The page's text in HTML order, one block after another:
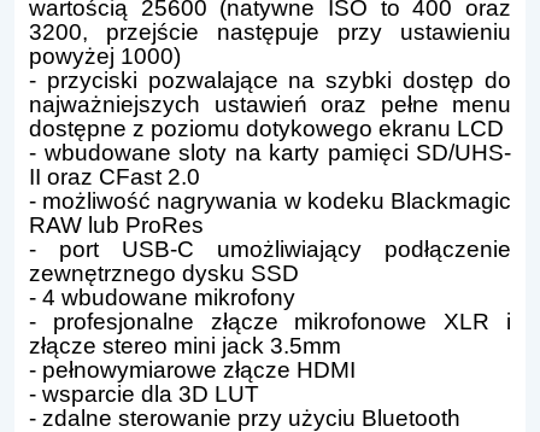
wartością 25600 (natywne ISO to 400 oraz
3200, przejście następuje przy ustawieniu
powyżej 1000)
- przyciski pozwalające na szybki dostęp do
najważniejszych ustawień oraz pełne menu
dostępne z poziomu dotykowego ekranu LCD
- wbudowane sloty na karty pamięci SD/UHS-
II oraz CFast 2.0
- możliwość nagrywania w kodeku Blackmagic
RAW lub ProRes
- port USB-C umożliwiający podłączenie
zewnętrznego dysku SSD
- 4 wbudowane mikrofony
- profesjonalne złącze mikrofonowe XLR i
złącze stereo mini jack 3.5mm
- pełnowymiarowe złącze HDMI
- wsparcie dla 3D LUT
- zdalne sterowanie przy użyciu Bluetooth